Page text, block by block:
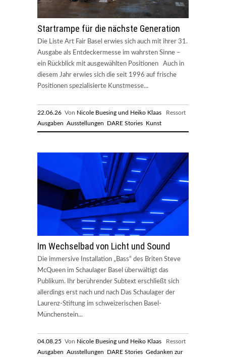
Startrampe für die nächste Generation
Die Liste Art Fair Basel erwies sich auch mit ihrer 31.
Ausgabe als Entdeckermesse im wahrsten Sinne –
ein Rückblick mit ausgewählten Positionen Auch in
diesem Jahr erwies sich die seit 1996 auf frische
Positionen spezialisierte Kunstmesse...
22.06.26 Von Nicole Buesing und Heiko Klaas Ressort
Ausgaben Ausstellungen DARE Stories Kunst
Im Wechselbad von Licht und Sound
Die immersive Installation „Bass“ des Briten Steve
McQueen im Schaulager Basel überwältigt das
Publikum. Ihr berührender Subtext erschließt sich
allerdings erst nach und nach Das Schaulager der
Laurenz-Stiftung im schweizerischen Basel-
Münchenstein...
04.08.25 Von Nicole Buesing und Heiko Klaas Ressort
Ausgaben Ausstellungen DARE Stories Gedanken zur